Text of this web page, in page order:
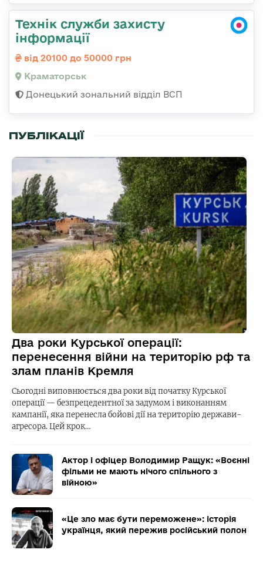
Технік служби захисту
інформації
від 20100 до 50000 грн
Краматорськ
Донецький зональний відділ ВСП
ПУБЛІКАЦІЇ
Два роки Курської операції:
перенесення війни на територію рф та
злам планів Кремля
Сьогодні виповнюється два роки від початку Курської
операції — безпрецедентної за задумом і виконанням
кампанії, яка перенесла бойові дії на територію держави-
агресора. Цей крок…
Актор і офіцер Володимир Ращук: «Воєнні
фільми не мають нічого спільного з
війною»
«Це зло має бути переможене»: історія
українця, який пережив російський полон